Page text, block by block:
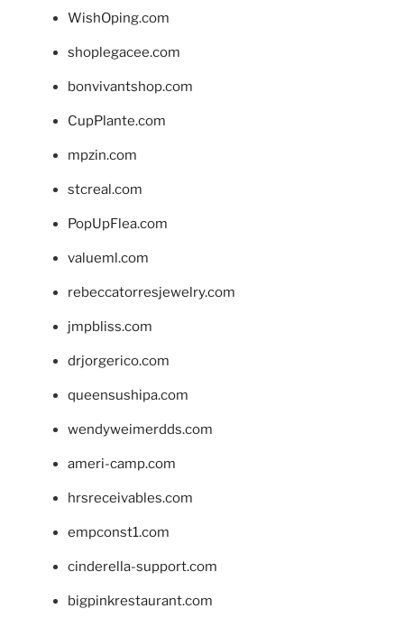
WishOping.com
shoplegacee.com
bonvivantshop.com
CupPlante.com
mpzin.com
stcreal.com
PopUpFlea.com
valueml.com
rebeccatorresjewelry.com
jmpbliss.com
drjorgerico.com
queensushipa.com
wendyweimerdds.com
ameri-camp.com
hrsreceivables.com
empconst1.com
cinderella-support.com
bigpinkrestaurant.com